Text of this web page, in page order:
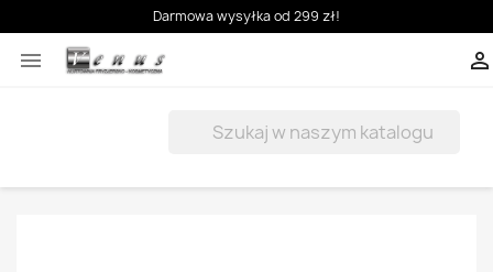
Darmowa wysyłka od 299 zł!
 